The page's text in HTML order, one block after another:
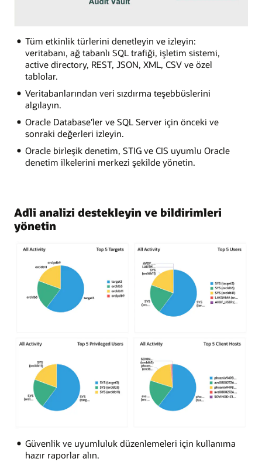
Tüm etkinlik türlerini denetleyin ve izleyin:
veritabanı, ağ tabanlı SQL trafiği, işletim sistemi,
active directory, REST, JSON, XML, CSV ve özel
tablolar.
Veritabanlarından veri sızdırma teşebbüslerini
algılayın.
Oracle Database'ler ve SQL Server için önceki ve
sonraki değerleri izleyin.
Oracle birleşik denetim, STIG ve CIS uyumlu Oracle
denetim ilkelerini merkezi şekilde yönetin.
Adli analizi destekleyin ve bildirimleri
yönetin
Güvenlik ve uyumluluk düzenlemeleri için kullanıma
hazır raporlar alın.